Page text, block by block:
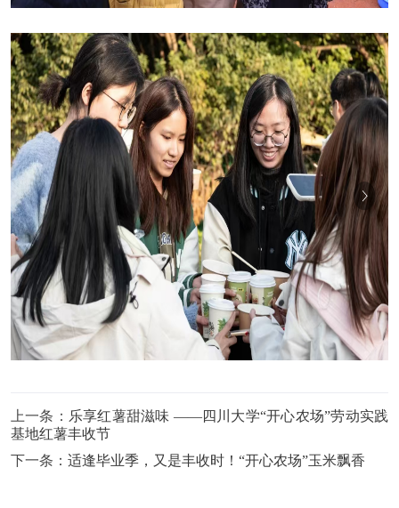
上一条： 乐享红薯甜滋味 ——四川大学“开心农场”劳动实践
基地红薯丰收节
下一条： 适逢毕业季，又是丰收时！“开心农场”玉米飘香